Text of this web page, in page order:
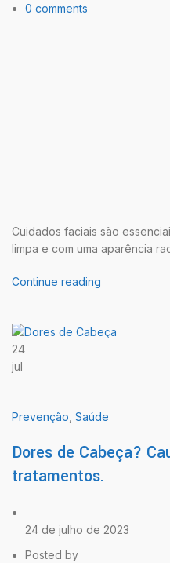
0 comments
Cuidados faciais são
limpa e com uma aparência
Continue reading
24
jul
Prevenção Saúde
Dores de Cabeça?
tratamentos.
24 de julho de 2023
Posted by